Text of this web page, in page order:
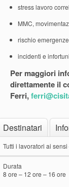
stress lavoro
MMC,
rischio
incidenti e
Per maggiori
direttamente il
Ferri,
Destinatari
Tutti i lavoratori ai
Durata
8 ore – 12 ore – 16 ore